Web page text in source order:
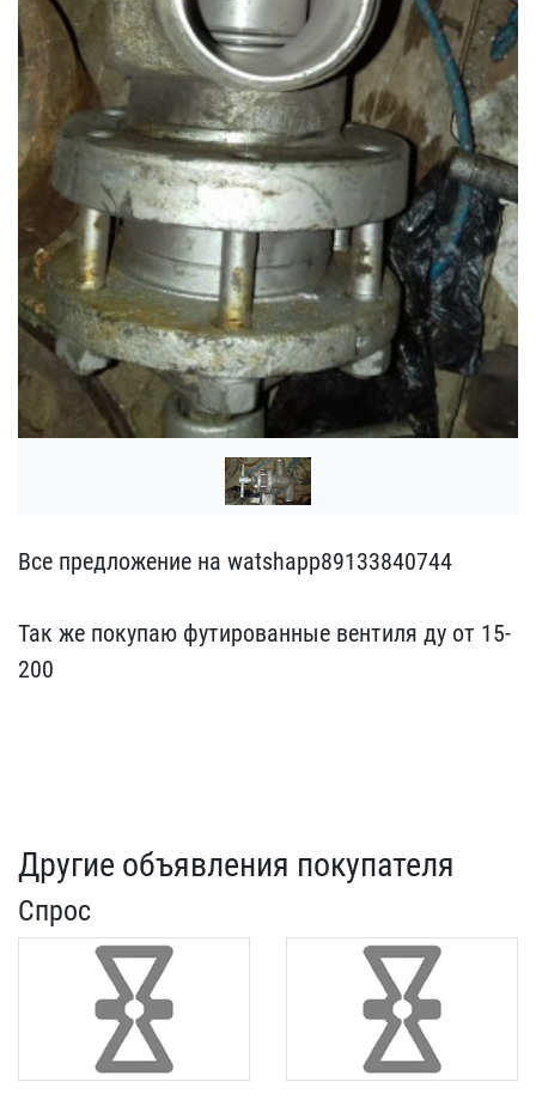
Все предложение на watsh​app89133840744
Так же п​окупаю футированные вент​иля ду от 15-
200
Другие объявления покупателя
Спрос